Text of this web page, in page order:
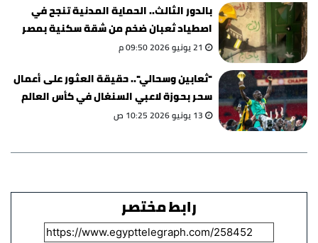
بالدور الثالث.. الحماية المدنية تنجح في
اصطياد ثعبان ضخم من شقة سكنية بمصر
القديمة
21 يونيو 2026 09:50 م
"ثعابين وسحالي".. حقيقة العثور على أعمال
سحر بحوزة لاعبي السنغال في كأس العالم
13 يونيو 2026 10:25 ص
رابط مختصر